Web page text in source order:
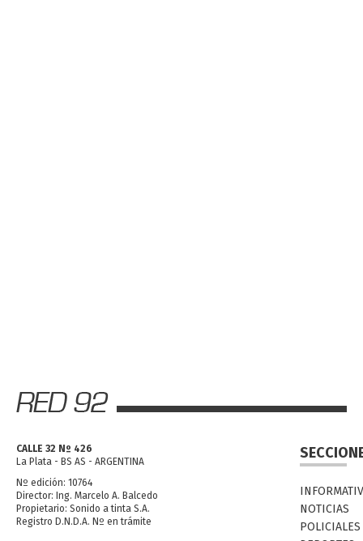
CALLE 32 Nº 426
La Plata - BS AS - ARGENTINA
Nº edición: 10764
Director: Ing. Marcelo A. Balcedo
Propietario: Sonido a tinta S.A.
Registro D.N.D.A. Nº en trámite
NOTICIAS
POLICIALES